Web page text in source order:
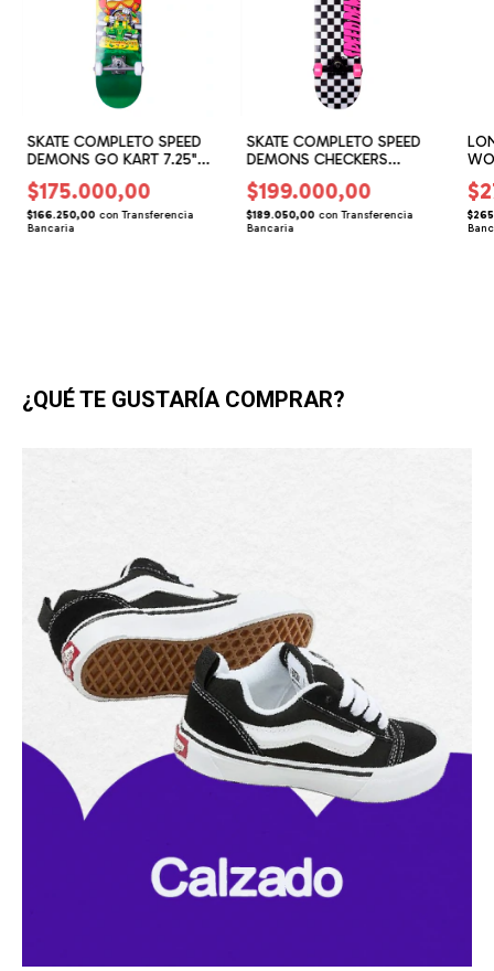
SKATE COMPLETO SPEED
DEMONS GO KART 7.25"
(BD067702)
$175.000,00
$166.250,00 con Transferencia
Bancaria
SKATE COMPLETO SPEED
DEMONS CHECKERS
COMPLETE BLK/PINK 7.75
(BD057701)
$199.000,00
$189.050,00 con Transferencia
Bancaria
¿QUÉ TE GUSTARÍA COMPRAR?